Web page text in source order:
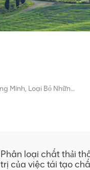
Phân Loại Chất Thải Thông Minh, Loại Bỏ Những Thứ "vô Dụng", Meide Optoelectronics Nhận Ra Giá Trị Của Việc Tái Tạo Chất Thải!
Phân loại chất thải
trị của việc tái tạo